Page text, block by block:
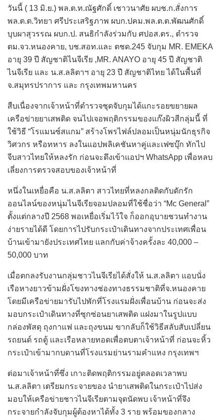
วันนี้ ( 13 มิ.ย.) พล.ต.ท.ณัฐศักดิ์ เชาวนาศัย ผบช.ก.สั่งการ
พล.ต.ต.วิทยา ศรีประเสริฐภาพ ผบก.ปคม.พล.ต.ต.พัฒนศักดิ์
บุบผาสุวรรณ ผบก.ป. สนธิกำลังร่วมกับ ศปอส.ตร., ตำรวจ
ตม.จว.หนองคาย, บช.สอท.และ ตชด.245 จับกุม MR. EMEKA
อายุ 39 ปี สัญชาติไนจีเรีย ,MR. ANAYO อายุ 45 ปี สัญชาติ
ไนจีเรีย และ น.ส.ลลิตาฯ อายุ 23 ปี สัญชาติไทย ได้ในพื้นที่
จ.สมุทรปราการ และ กรุงเทพมหานคร
สืบเนื่องจากเจ้าหน้าที่ตำรวจชุดจับกุมได้แกะรอยขยายผล
เครือข่ายยาเสพติด จนไปเจอพฤติกรรมของแก๊งผิวสีกลุ่มนี้ ที่
ใช้วิธี “โรแมนซ์สแกม” สร้างโพรไฟล์ปลอมเป็นหนุ่มนักธุรกิจ
วิศวกร หรือทหาร ลงในแอปพลิเคชันหาคู่และเฟซบุ๊ก ทักไป
จีบสาวไทยให้หลงรัก ก่อนจะดึงเข้าแอปฯ WhatsApp เพื่อหลบ
เลี่ยงการตรวจสอบของเจ้าหน้าที่
หนึ่งในเหยื่อคือ น.ส.ลลิตา สาวไทยที่หลงกลติดกับดักรัก
ออนไลน์ของหนุ่มไนจีเรียจอมปลอมที่ใช้ชื่อว่า “Mc General”
ตั้งแต่กลางปี 2568 พอเหยื่อเริ่มไว้ใจ ก็ออกอุบายชวนทำงาน
ง่ายรายได้ดี โดยการไปรับกระเป๋าเดินทางจากประเทศเพื่อน
บ้านเข้ามายังประเทศไทย แลกกับค่าจ้างครั้งละ 40,000 –
50,000 บาท
​เมื่อตกลงรับงานกลุ่มชาวไนจีเรียได้สั่งให้ น.ส.ลลิตา แอบนั่ง
เรือหางยาวข้ามฝั่งโขงทางช่องทางธรรมชาติที่จ.หนองคาย
โดยมีเครือข่ายมารับไปพักที่โรงแรมฝั่งเพื่อนบ้าน ก่อนจะส่ง
มอบกระเป๋าเดินทางที่ซุกซ่อนยาเสพติด แฝงมาในรูปแบบ
กล่องพัสดุ ถุงกาแฟ และถุงขนม ขากลับก็ใช้วิธีสลับสับเปลี่ยน
รถยนต์ รถตู้ และเรือหลายทอดเพื่อตบตาเจ้าหน้าที่ ก่อนจะหิ้ว
กระเป๋าเข้ามากบดานที่โรงแรมย่านรามคำแหง กรุงเทพฯ
ต่อมาเจ้าหน้าที่ซึ่ง เกาะติดพฤติกรรมอยู่ตลอดเวลาพบ
น.ส.ลลิตา เตรียมกระจายของ นำยาเสพติดในกระเป๋าไปส่ง
มอบให้เครือข่ายชาวไนจีเรียตามจุดนัดพบ เจ้าหน้าที่จึง
กระจายกำลังจับกุมผู้ต้องหาได้ทั้ง 3 ราย พร้อมของกลาง